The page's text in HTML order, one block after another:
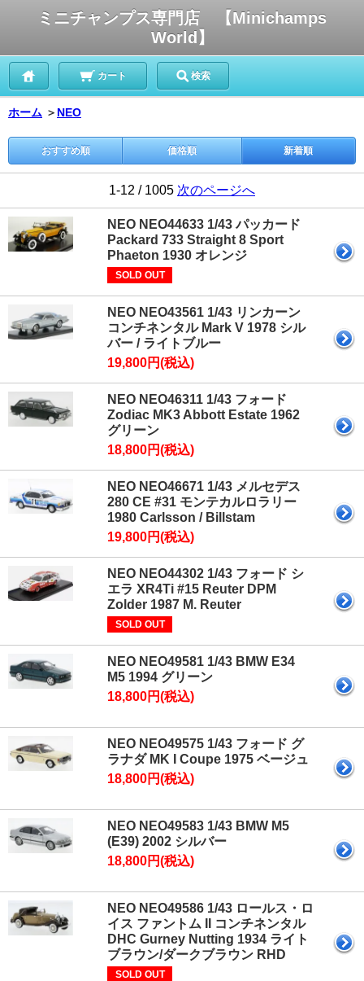
ミニチャンプス専門店 【Minichamps
World】
カート 検索
ホーム ＞ NEO
おすすめ順 価格順 新着順
1-12 / 1005 次のページへ
NEO NEO44633 1/43 パッカード
Packard 733 Straight 8 Sport
Phaeton 1930 オレンジ
SOLD OUT
NEO NEO43561 1/43 リンカーン
コンチネンタル Mark V 1978 シル
バー / ライトブルー
19,800円(税込)
NEO NEO46311 1/43 フォード
Zodiac MK3 Abbott Estate 1962
グリーン
18,800円(税込)
NEO NEO46671 1/43 メルセデス
280 CE #31 モンテカルロラリー
1980 Carlsson / Billstam
19,800円(税込)
NEO NEO44302 1/43 フォード シ
エラ XR4Ti #15 Reuter DPM
Zolder 1987 M. Reuter
SOLD OUT
NEO NEO49581 1/43 BMW E34
M5 1994 グリーン
18,800円(税込)
NEO NEO49575 1/43 フォード グ
ラナダ MK I Coupe 1975 ベージュ
18,800円(税込)
NEO NEO49583 1/43 BMW M5
(E39) 2002 シルバー
18,800円(税込)
NEO NEO49586 1/43 ロールス・ロ
イス ファントム II コンチネンタル
DHC Gurney Nutting 1934 ライト
ブラウン/ダークブラウン RHD
SOLD OUT